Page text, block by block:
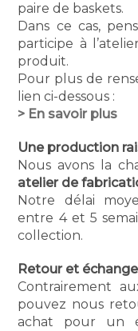
paire de baskets.
Dans ce cas,
participe à
produit.
Pour plus de
lien ci-dessous :
> En savoir plus
Une production
Nous avons la
atelier de
Notre délai
entre 4 et 5
collection.
Retour et
Contrairement
pouvez nous
achat pour un